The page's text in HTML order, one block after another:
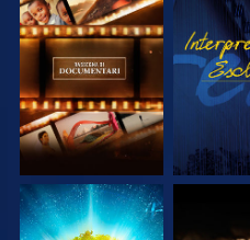
ESPLORA LE
SERIE